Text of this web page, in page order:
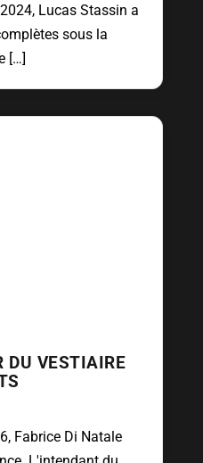
Lucas Stassin a
sous la
[…]
DU VESTIAIRE
Fabrice Di Natale